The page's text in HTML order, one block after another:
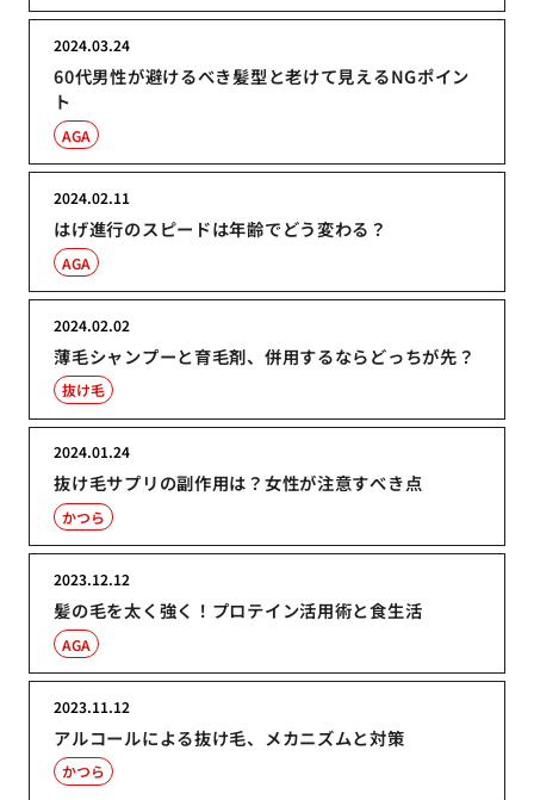
60代男性が避けるべき髪型と老けて見えるNGポイン
ト
2024.03.24
AGA
はげ進行のスピードは年齢でどう変わる？
2024.02.11
AGA
薄毛シャンプーと育毛剤、併用するならどっちが先？
2024.02.02
抜け毛
抜け毛サプリの副作用は？女性が注意すべき点
2024.01.24
かつら
髪の毛を太く強く！プロテイン活用術と食生活
2023.12.12
AGA
アルコールによる抜け毛、メカニズムと対策
2023.11.12
かつら